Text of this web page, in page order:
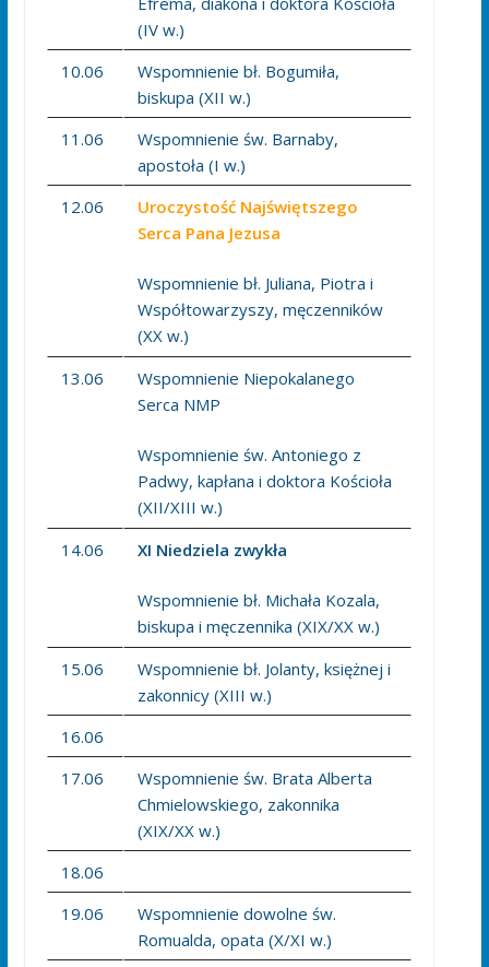
(IV w.)
10.06
Wspomnienie bł. Bogumiła,
biskupa (XII w.)
11.06
Wspomnienie św. Barnaby,
apostoła (I w.)
12.06
Uroczystość Najświętszego
Serca Pana Jezusa
Wspomnienie bł. Juliana, Piotra i
Współtowarzyszy, męczenników
(XX w.)
13.06
Wspomnienie Niepokalanego
Serca NMP
Wspomnienie św. Antoniego z
Padwy, kapłana i doktora Kościoła
(XII/XIII w.)
14.06
XI Niedziela zwykła
Wspomnienie bł. Michała Kozala,
biskupa i męczennika (XIX/XX w.)
15.06
Wspomnienie bł. Jolanty, księżnej i
zakonnicy (XIII w.)
16.06
17.06
Wspomnienie św. Brata Alberta
Chmielowskiego, zakonnika
(XIX/XX w.)
18.06
19.06
Wspomnienie dowolne św.
Romualda, opata (X/XI w.)